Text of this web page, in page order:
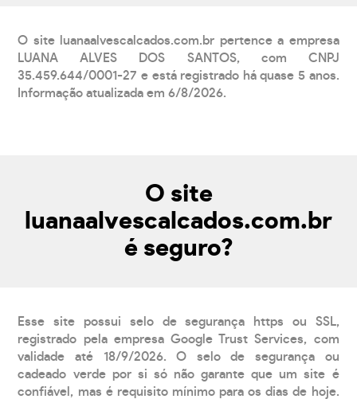
O site luanaalvescalcados.com.br pertence a empresa
LUANA ALVES DOS SANTOS, com CNPJ
35.459.644/0001-27 e está registrado há quase 5 anos.
Informação atualizada em 6/8/2026.
O site
luanaalvescalcados.com.br
é seguro?
Esse site possui selo de segurança https ou SSL,
registrado pela empresa Google Trust Services, com
validade até 18/9/2026. O selo de segurança ou
cadeado verde por si só não garante que um site é
confiável, mas é requisito mínimo para os dias de hoje.